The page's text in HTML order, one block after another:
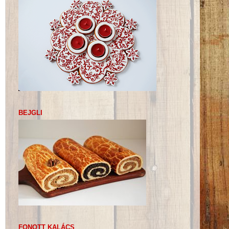
BEJGLI
FONOTT KALÁCS